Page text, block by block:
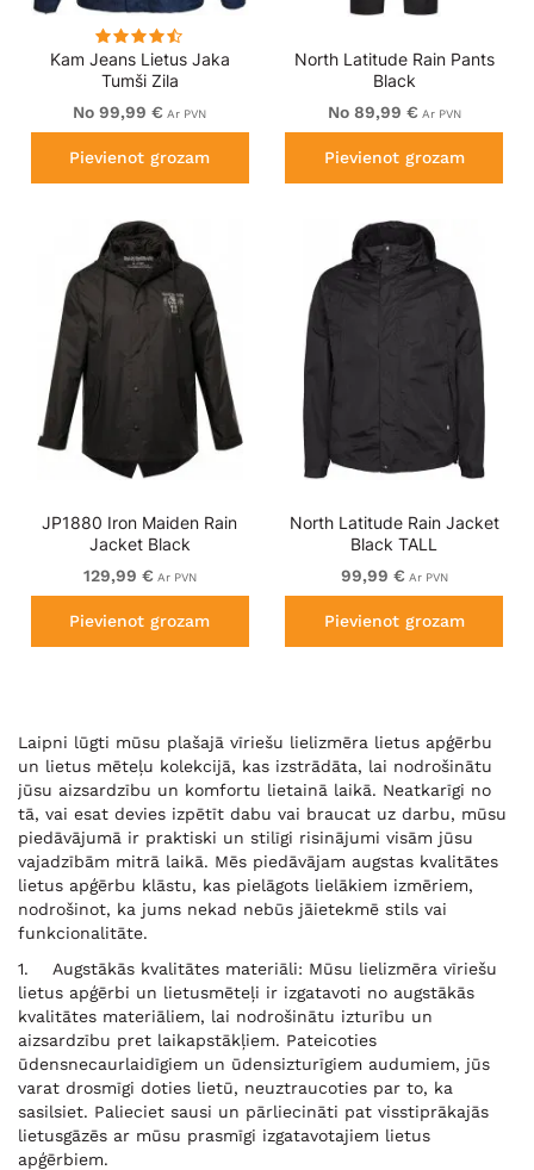
Kam Jeans Lietus Jaka
Tumši Zila
No 99,99 € Ar PVN
Pievienot grozam
North Latitude Rain Pants
Black
No 89,99 € Ar PVN
Pievienot grozam
JP1880 Iron Maiden Rain
Jacket Black
129,99 € Ar PVN
Pievienot grozam
North Latitude Rain Jacket
Black TALL
99,99 € Ar PVN
Pievienot grozam
Laipni lūgti mūsu plašajā vīriešu lielizmēra lietus apģērbu
un lietus mēteļu kolekcijā, kas izstrādāta, lai nodrošinātu
jūsu aizsardzību un komfortu lietainā laikā. Neatkarīgi no
tā, vai esat devies izpētīt dabu vai braucat uz darbu, mūsu
piedāvājumā ir praktiski un stilīgi risinājumi visām jūsu
vajadzībām mitrā laikā. Mēs piedāvājam augstas kvalitātes
lietus apģērbu klāstu, kas pielāgots lielākiem izmēriem,
nodrošinot, ka jums nekad nebūs jāietekmē stils vai
funkcionalitāte.
1. Augstākās kvalitātes materiāli: Mūsu lielizmēra vīriešu
lietus apģērbi un lietusmēteļi ir izgatavoti no augstākās
kvalitātes materiāliem, lai nodrošinātu izturību un
aizsardzību pret laikapstākļiem. Pateicoties
ūdensnecaurlaidīgiem un ūdensizturīgiem audumiem, jūs
varat drosmīgi doties lietū, neuztraucoties par to, ka
sasilsiet. Palieciet sausi un pārliecināti pat visstiprākajās
lietusgāzēs ar mūsu prasmīgi izgatavotajiem lietus
apģērbiem.